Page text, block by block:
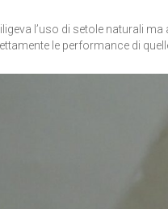
l’uso di setole naturali
le performance di